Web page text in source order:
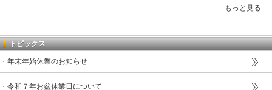
もっと見る
トピックス
・年末年始休業のお知らせ
・令和７年お盆休業日について